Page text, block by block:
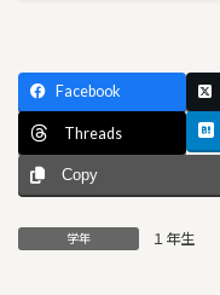
Facebook
Threads
Copy
学年 １年生